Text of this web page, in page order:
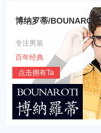
博纳罗蒂/BOUNAROTI
专注男装
百年经典
点击拥有Ta